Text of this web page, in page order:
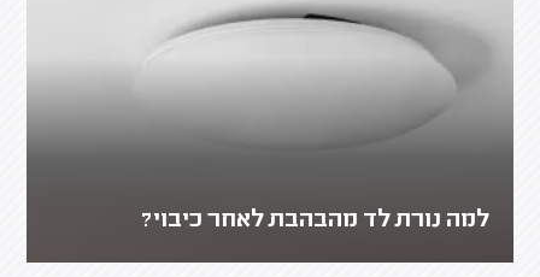
למה נורת לד מהבהבת לאחר כיבוי?